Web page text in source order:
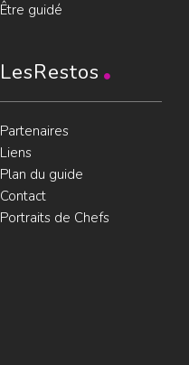
Être guidé
LesRestos
Partenaires
Liens
Plan du guide
Contact
Portraits de Chefs